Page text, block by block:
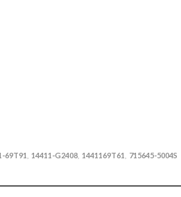
69T91 14411-G2408 1441169T61 715645-5004S